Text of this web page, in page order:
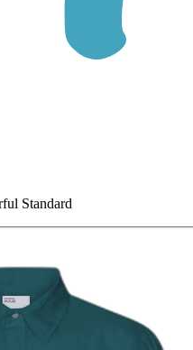
Standard